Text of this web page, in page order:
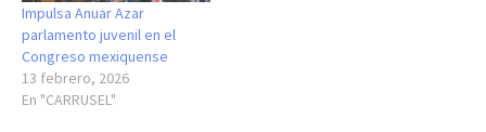
Impulsa Anuar Azar
parlamento juvenil en el
Congreso mexiquense
13 febrero, 2026
En "CARRUSEL"